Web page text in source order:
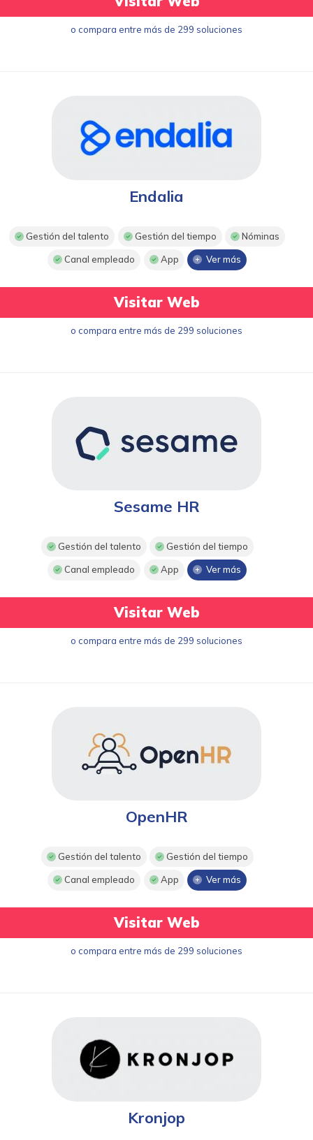
o compara entre más de 299 soluciones
Endalia
Gestión del talento Gestión del tiempo Nóminas
Canal empleado App Ver más
Visitar Web
o compara entre más de 299 soluciones
Sesame HR
Gestión del talento Gestión del tiempo
Canal empleado App Ver más
Visitar Web
o compara entre más de 299 soluciones
OpenHR
Gestión del talento Gestión del tiempo
Canal empleado App Ver más
Visitar Web
o compara entre más de 299 soluciones
Kronjop